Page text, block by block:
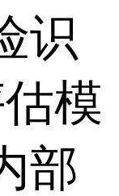
识
模
部